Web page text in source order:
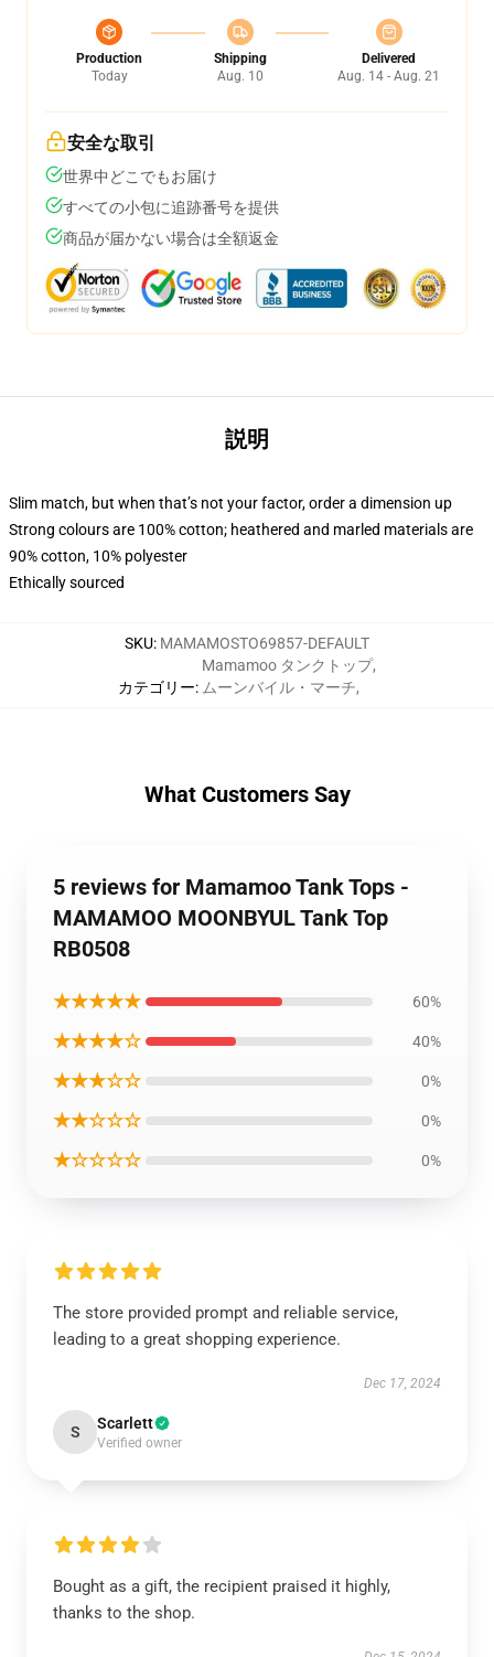
Production
Today
Shipping
Aug. 10
Delivered
Aug. 14 - Aug. 21
安全な取引
世界中どこでもお届け
すべての小包に追跡番号を提供
商品が届かない場合は全額返金
説明
Slim match, but when that’s not your factor, order a dimension up
Strong colours are 100% cotton; heathered and marled materials are
90% cotton, 10% polyester
Ethically sourced
SKU: MAMAMOSTO69857-DEFAULT
カテゴリー:
Mamamoo タンクトップ,
ムーンバイル・マーチ,
What Customers Say
5 reviews for Mamamoo Tank Tops -
MAMAMOO MOONBYUL Tank Top
RB0508
★★★★★ 60%
★★★★☆ 40%
★★★☆☆ 0%
★★☆☆☆ 0%
★☆☆☆☆ 0%
The store provided prompt and reliable service,
leading to a great shopping experience.
Dec 17, 2024
S Scarlett
Verified owner
Bought as a gift, the recipient praised it highly,
thanks to the shop.